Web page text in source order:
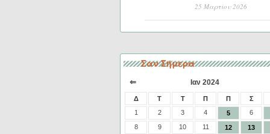
25 Μαρτίου 2026
Σαν Σήμερα
⇐ Ιαν 2024
Δ Τ Τ Π Π
Σ
1
2 3 4 5
6
8
9 10 11 12
13